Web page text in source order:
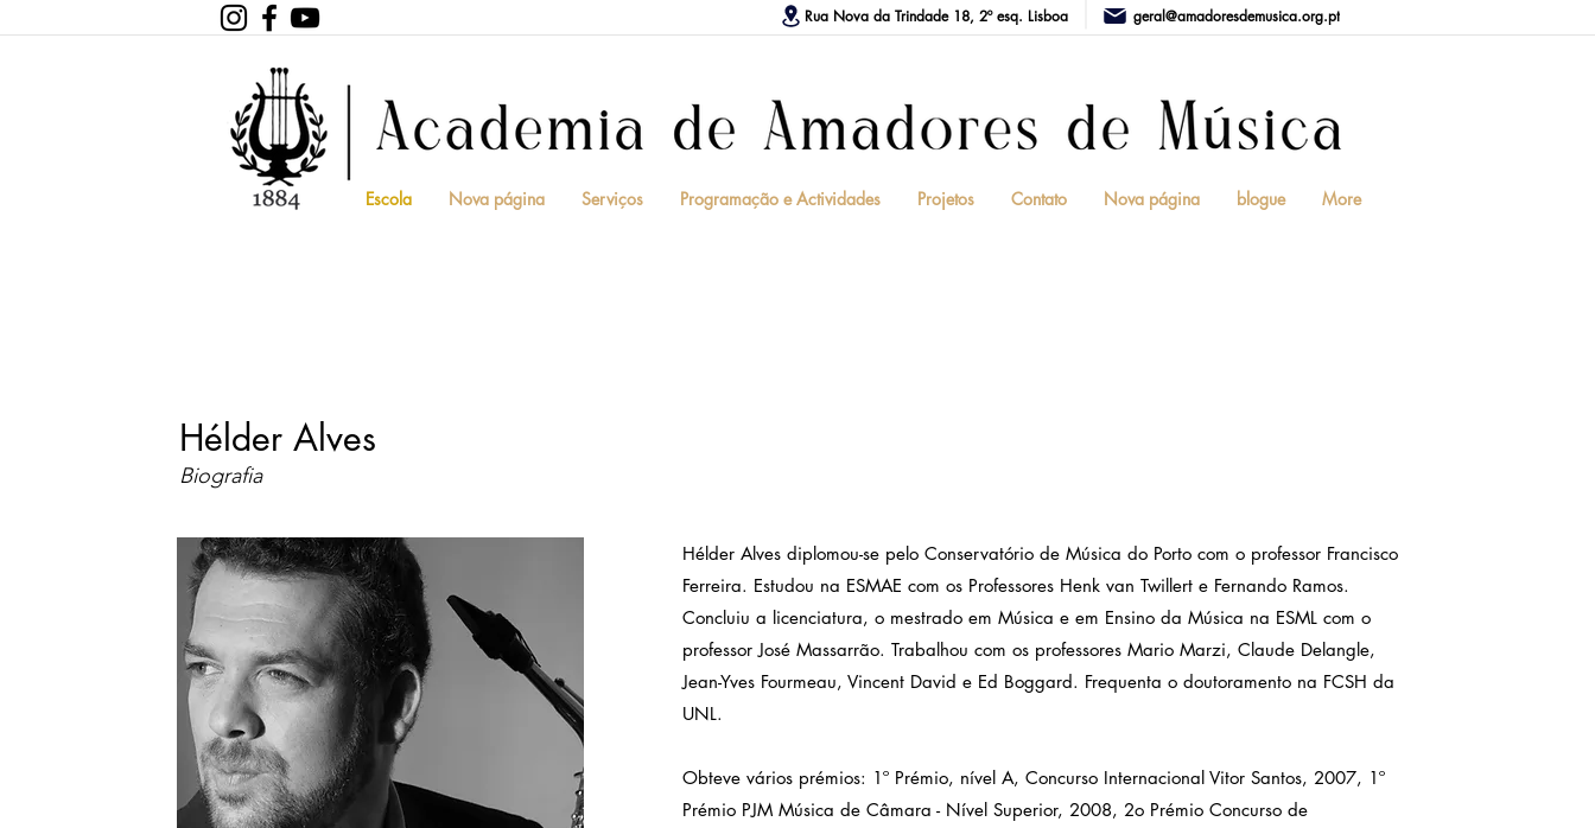
Escola Nova página Serviços Programação e Actividades Projetos Contato Nova página blogue More
Rua Nova da Trindade 18, 2º esq. Lisboa geral@amadoresdemusica.org.pt
Hélder Alves
Biografia
Hélder Alves diplomou-se pelo Conservatório de Música do Porto com o professor Francisco
Ferreira. Estudou na ESMAE com os Professores Henk van Twillert e Fernando Ramos.
Concluiu a licenciatura, o mestrado em Música e em Ensino da Música na ESML com o
professor José Massarrão. Trabalhou com os professores Mario Marzi, Claude Delangle,
Jean-Yves Fourmeau, Vincent David e Ed Boggard. Frequenta o doutoramento na FCSH da
UNL.
Obteve vários prémios: 1º Prémio, nível A, Concurso Internacional Vitor Santos, 2007, 1º
Prémio PJM Música de Câmara - Nível Superior, 2008, 2o Prémio Concurso de